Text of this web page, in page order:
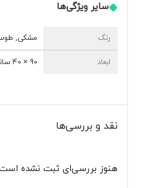
سایر ویژگی‌ها
رنگ مشکی,
ابعاد 90 × 40 سانتیمتر
نقد و بررسی‌ها
هنوز بررسی‌ای ثبت نشده